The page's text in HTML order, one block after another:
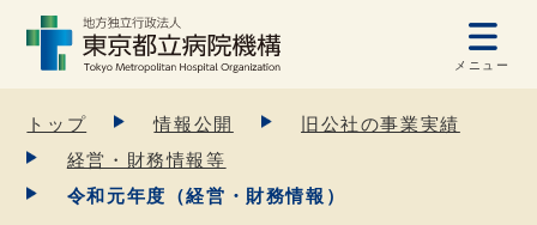
メニュー
トップ 情報公開
旧公社の事業実績
経営・財務情報等
令和元年度（経営・財務情報）